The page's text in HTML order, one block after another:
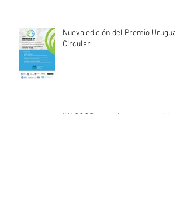
Nueva edición del Premio Uruguay
Circular
INACOOP anuncia nueve medidas